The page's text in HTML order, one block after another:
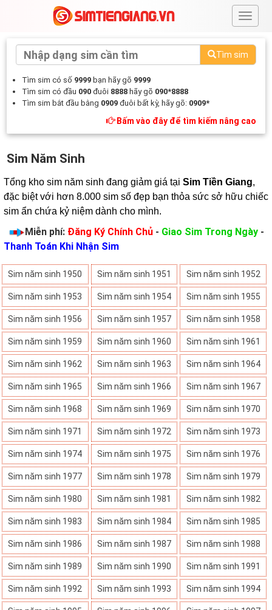
#
Tìm sim
Tìm sim có số 9999 bạn hãy gõ 9999
Tìm sim có đầu 090 đuôi 8888 hãy gõ 090*8888
Tìm sim bắt đầu bằng 0909 đuôi bất kỳ, hãy gõ: 0909*
Bấm vào đây để tìm kiếm nâng cao
Sim Năm Sinh
Tổng kho sim năm sinh đang giảm giá tại Sim Tiền Giang,
đặc biệt với hơn 8.000 sim số đẹp bạn thỏa sức sở hữu chiếc
sim ẩn chứa kỷ niệm dành cho mình.
Miễn phí: Đăng Ký Chính Chủ - Giao Sim Trong Ngày -
Thanh Toán Khi Nhận Sim
Sim năm sinh 1950 Sim năm sinh 1951 Sim năm sinh 1952
Sim năm sinh 1953 Sim năm sinh 1954 Sim năm sinh 1955
Sim năm sinh 1956 Sim năm sinh 1957 Sim năm sinh 1958
Sim năm sinh 1959 Sim năm sinh 1960 Sim năm sinh 1961
Sim năm sinh 1962 Sim năm sinh 1963 Sim năm sinh 1964
Sim năm sinh 1965 Sim năm sinh 1966 Sim năm sinh 1967
Sim năm sinh 1968 Sim năm sinh 1969 Sim năm sinh 1970
Sim năm sinh 1971 Sim năm sinh 1972 Sim năm sinh 1973
Sim năm sinh 1974 Sim năm sinh 1975 Sim năm sinh 1976
Sim năm sinh 1977 Sim năm sinh 1978 Sim năm sinh 1979
Sim năm sinh 1980 Sim năm sinh 1981 Sim năm sinh 1982
Sim năm sinh 1983 Sim năm sinh 1984 Sim năm sinh 1985
Sim năm sinh 1986 Sim năm sinh 1987 Sim năm sinh 1988
Sim năm sinh 1989 Sim năm sinh 1990 Sim năm sinh 1991
Sim năm sinh 1992 Sim năm sinh 1993 Sim năm sinh 1994